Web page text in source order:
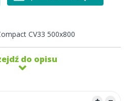
CV33 500x800
do opisu